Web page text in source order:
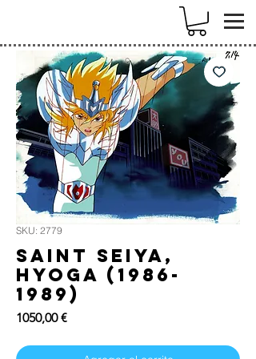
SKU: 2779
Saint Seiya,
Hyoga (1986-
1989)
1050,00 €Precio